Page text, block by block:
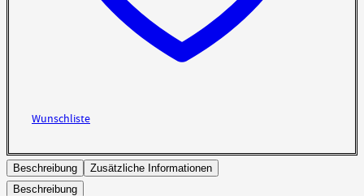
Wunschliste
Beschreibung
Zusätzliche Informationen
Beschreibung